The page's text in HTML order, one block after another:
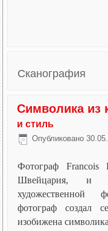
Сканография
Символика из
и стиль
Опубликовано
Фотограф
Швейцария, и
художественной
фотограф создал
изобижена